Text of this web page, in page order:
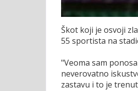
Škot koji je osvoji
55 sportista na
"Veoma sam
neverovatno
zastavu i to je